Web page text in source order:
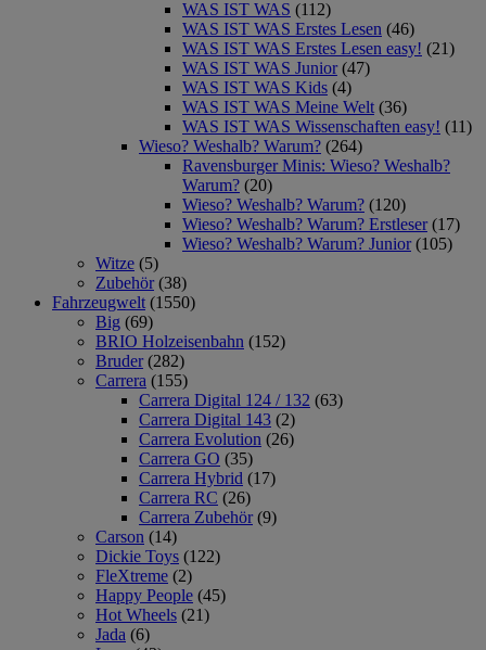
WAS IST WAS (112)
WAS IST WAS Erstes Lesen (46)
WAS IST WAS Erstes Lesen easy! (21)
WAS IST WAS Junior (47)
WAS IST WAS Kids (4)
WAS IST WAS Meine Welt (36)
WAS IST WAS Wissenschaften easy! (11)
Wieso? Weshalb? Warum? (264)
Ravensburger Minis: Wieso? Weshalb?
Warum? (20)
Wieso? Weshalb? Warum? (120)
Wieso? Weshalb? Warum? Erstleser (17)
Wieso? Weshalb? Warum? Junior (105)
Witze (5)
Zubehör (38)
Fahrzeugwelt (1550)
Big (69)
BRIO Holzeisenbahn (152)
Bruder (282)
Carrera (155)
Carrera Digital 124 / 132 (63)
Carrera Digital 143 (2)
Carrera Evolution (26)
Carrera GO (35)
Carrera Hybrid (17)
Carrera RC (26)
Carrera Zubehör (9)
Carson (14)
Dickie Toys (122)
FleXtreme (2)
Happy People (45)
Hot Wheels (21)
Jada (6)